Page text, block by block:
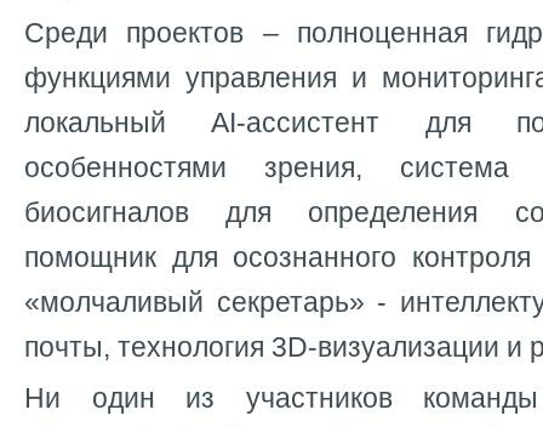
Среди проектов – полноценная
функциями управления и
локальный AI-ассистент для
особенностями зрения,
биосигналов для определения
помощник для осознанного
«молчаливый секретарь» -
почты, технология 3D-визуализации и
Ни один из участников